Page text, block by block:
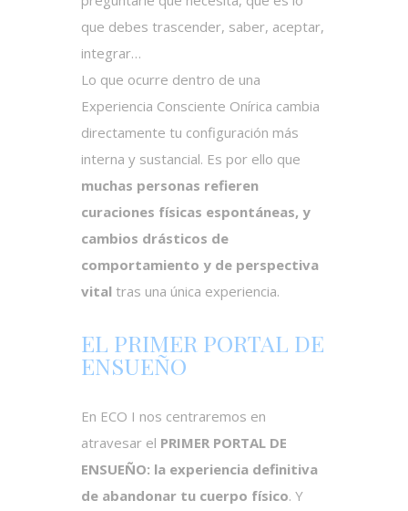
que debes trascender, saber, aceptar,
integrar…
Lo que ocurre dentro de una
Experiencia Consciente Onírica cambia
directamente tu configuración más
interna y sustancial. Es por ello que
muchas personas refieren
curaciones físicas espontáneas, y
cambios drásticos de
comportamiento y de perspectiva
vital tras una única experiencia.
EL PRIMER PORTAL DE
ENSUEÑO
En ECO I nos centraremos en
atravesar el PRIMER PORTAL DE
ENSUEÑO: la experiencia definitiva
de abandonar tu cuerpo físico. Y